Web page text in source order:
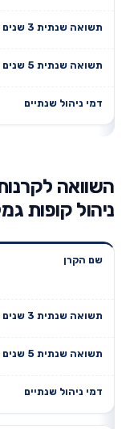
השוואה
ניהול קופות